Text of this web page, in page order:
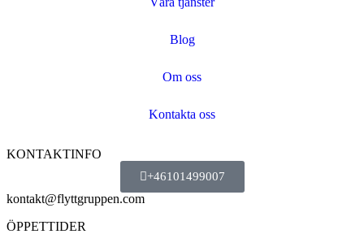
Blog
Om oss
Kontakta oss
KONTAKTINFO
+46101499007
kontakt@flyttgruppen.com
ÖPPETTIDER